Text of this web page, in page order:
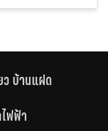
ว บ้านแฝด
ฟฟ้า